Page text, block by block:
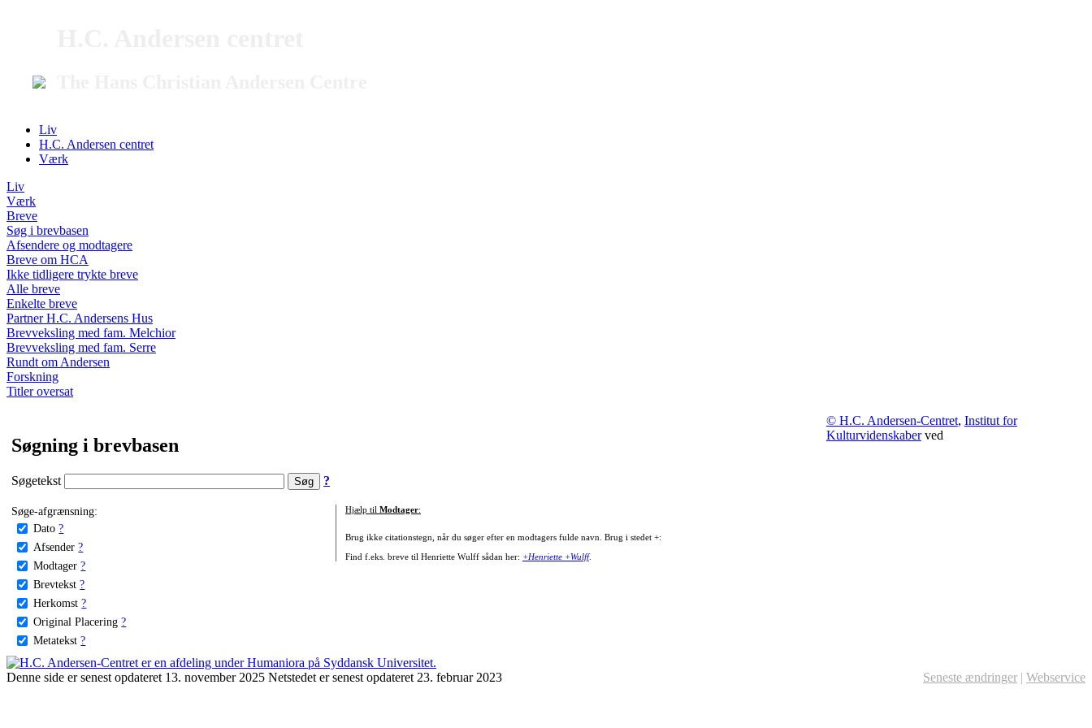
Liv
H.C. Andersen centret
Værk
Liv
Værk
Breve
Søg i brevbasen
Afsendere og modtagere
Breve om HCA
Ikke tidligere trykte breve
Alle breve
Enkelte breve
Partner H.C. Andersens Hus
Brevveksling med fam. Melchior
Brevveksling med fam. Serre
Rundt om Andersen
Forskning
Titler oversat
Søgning i brevbasen
Søgetekst ?
Søge-afgrænsning:
Dato ?
Afsender ?
Modtager ?
Brevtekst ?
Herkomst ?
Original Placering ?
Metatekst ?
Hjælp til Modtager:
Brug ikke citationstegn, når du søger efter en modtagers fulde navn. Brug i stedet +:
Find f.eks. breve til Henriette Wulff sådan her: +Henriette +Wulff.
© H.C. Andersen-Centret, Institut for
Kulturvidenskaberved
Denne side er senest opdateret 13. november 2025 Netstedet er senest opdateret 23. februar 2023 Seneste ændringer | Webservice